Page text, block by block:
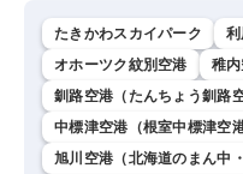
たきかわスカイパーク
オホーツク紋別空港
稚
釧路空港（たんちょう釧路空
中標津空港（根室中標津空港
旭川空港（北海道のまん中